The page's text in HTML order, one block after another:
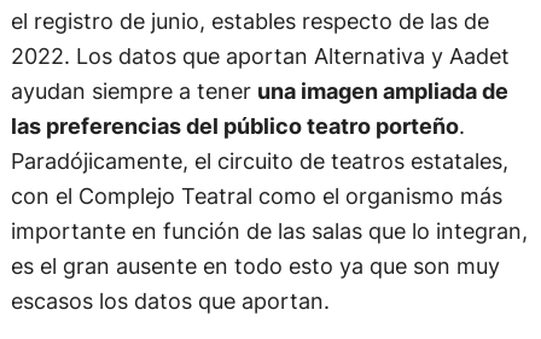
el registro de junio, estables respecto de las de
2022. Los datos que aportan Alternativa y Aadet
ayudan siempre a tener una imagen ampliada de
las preferencias del público teatro porteño.
Paradójicamente, el circuito de teatros estatales,
con el Complejo Teatral como el organismo más
importante en función de las salas que lo integran,
es el gran ausente en todo esto ya que son muy
escasos los datos que aportan.